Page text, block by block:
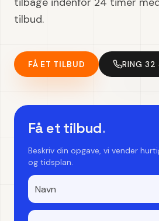
tilbud.
FÅ ET TILBUD RING 32
Få et tilbud.
Beskriv din opgave, vi vender
og tidsplan.